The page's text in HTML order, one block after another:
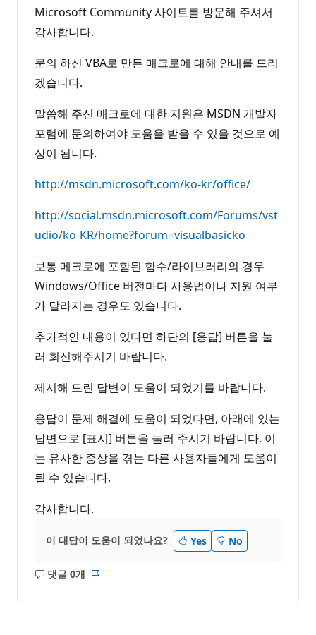
Microsoft Community 사이트를 방문해 주셔서
감사합니다.
문의 하신 VBA로 만든 매크로에 대해 안내를 드리
겠습니다.
말씀해 주신 매크로에 대한 지원은 MSDN 개발자
포럼에 문의하여야 도움을 받을 수 있을 것으로 예
상이 됩니다.
http://msdn.microsoft.com/ko-kr/office/
http://social.msdn.microsoft.com/Forums/vst
udio/ko-KR/home?forum=visualbasicko
보통 메크로에 포함된 함수/라이브러리의 경우
Windows/Office 버전마다 사용법이나 지원 여부
가 달라지는 경우도 있습니다.
추가적인 내용이 있다면 하단의 [응답] 버튼을 눌
러 회신해주시기 바랍니다.
제시해 드린 답변이 도움이 되었기를 바랍니다.
응답이 문제 해결에 도움이 되었다면, 아래에 있는
답변으로 [표시] 버튼을 눌러 주시기 바랍니다. 이
는 유사한 증상을 겪는 다른 사용자들에게 도움이
될 수 있습니다.
감사합니다.
이 대답이 도움이 되었나요? Yes No
댓글 0개
설